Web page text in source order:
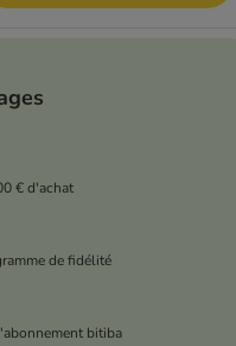
€ d'achat
de fidélité
bitiba